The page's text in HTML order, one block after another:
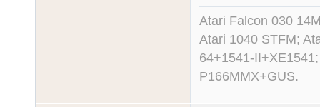
Atari Falcon 030
Atari 1040 STFM;
64+1541-
P166MMX+GUS.